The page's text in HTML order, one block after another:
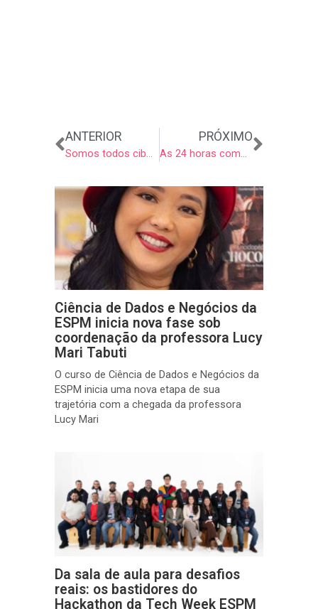
Anterior
ANTERIOR
Somos todos ciborgues?
PRÓXIMO
As 24 horas como matéria-prima na instalação artística The Clock
Ciência de Dados e Negócios da
ESPM inicia nova fase sob
coordenação da professora Lucy
Mari Tabuti
O curso de Ciência de Dados e Negócios da
ESPM inicia uma nova etapa de sua
trajetória com a chegada da professora
Lucy Mari
Da sala de aula para desafios
reais: os bastidores do
Hackathon da Tech Week ESPM